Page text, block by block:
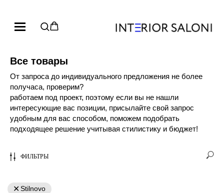
Все товары
От запроса до индивидуального предложения не более
получаса, проверим?
работаем под проект, поэтому если вы не нашли
интересующие вас позиции, присылайте свой запрос
удобным для вас способом, поможем подобрать
подходящее решение учитывая стилистику и бюджет!
ФИЛЬТРЫ
Stilnovo